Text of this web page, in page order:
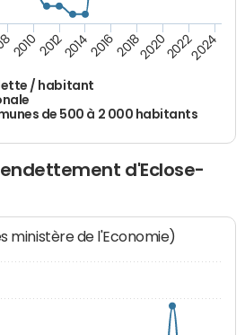
/ habitant
de 500 à 2 000 habitants
20102012201420162018202020222024
d'Eclose-
ministère de l'Economie)